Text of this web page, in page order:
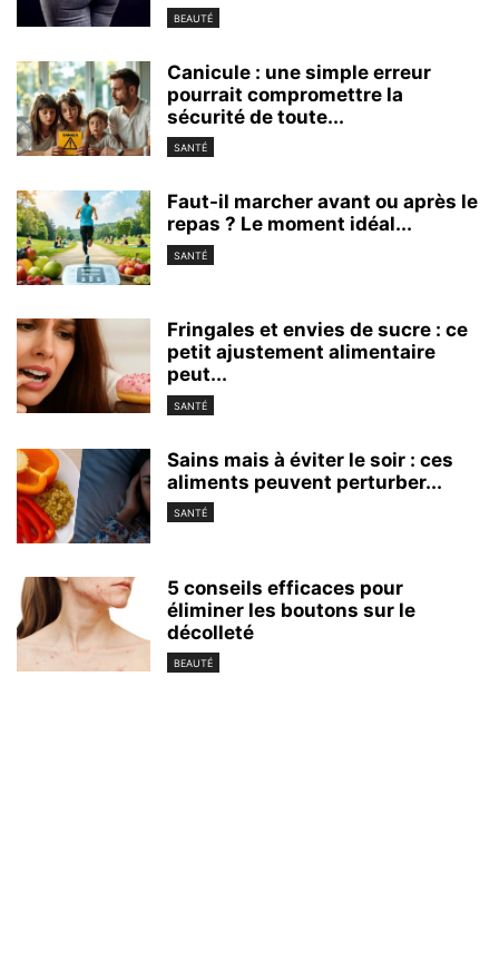
BEAUTÉ
Canicule : une simple erreur
pourrait compromettre la
sécurité de toute...
SANTÉ
Faut-il marcher avant ou après le
repas ? Le moment idéal...
SANTÉ
Fringales et envies de sucre : ce
petit ajustement alimentaire
peut...
SANTÉ
Sains mais à éviter le soir : ces
aliments peuvent perturber...
SANTÉ
5 conseils efficaces pour
éliminer les boutons sur le
décolleté
BEAUTÉ